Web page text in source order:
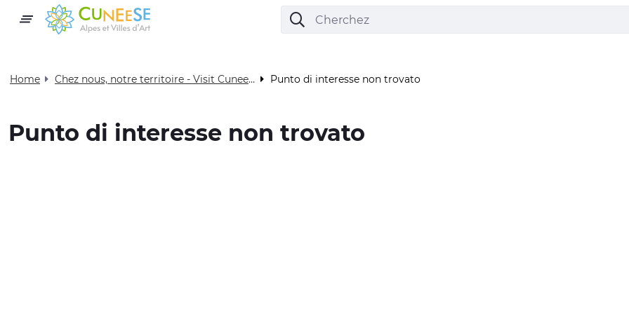
Home Chez nous, notre territoire - Visit Cuneese Punto di interesse non trovato
Punto di interesse non trovato